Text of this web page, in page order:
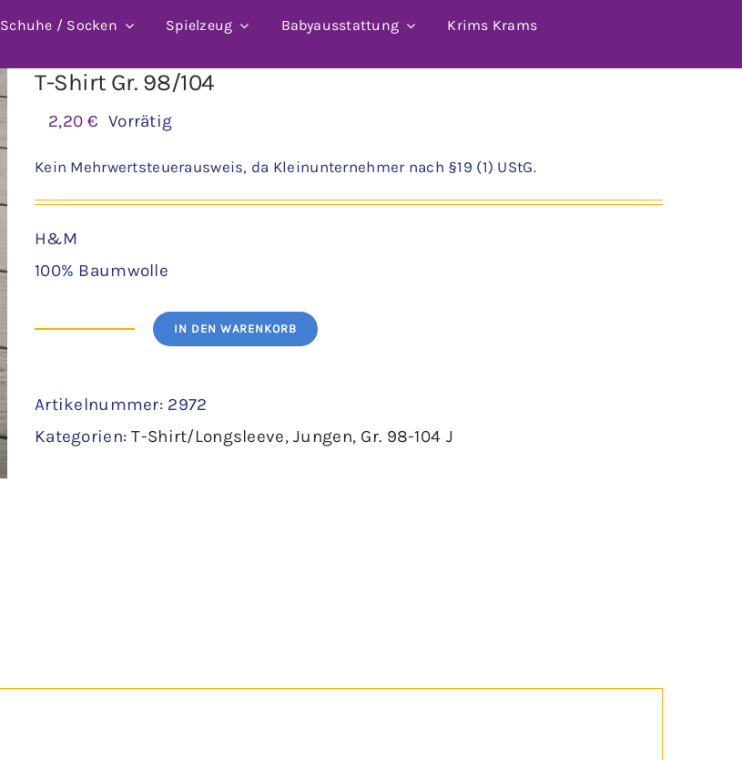
Schuhe / Socken Spielzeug Babyausstattung Krims Krams
T-Shirt Gr. 98/104
2,20€ Vorrätig
Kein Mehrwertsteuerausweis, da Kleinunternehmer nach §19 (1) UStG.
H&M
100% Baumwolle
Gr.
98/104
IN DEN WARENKORB
Artikelnummer: 2972
Kategorien:T-Shirt/Longsleeve,Jungen, Gr. 98-104 J